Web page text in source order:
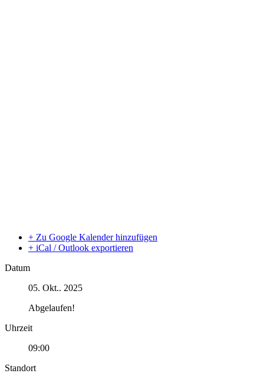
+ Zu Google Kalender hinzufügen
+ iCal / Outlook exportieren
Datum
05. Okt.. 2025
Abgelaufen!
Uhrzeit
09:00
Standort